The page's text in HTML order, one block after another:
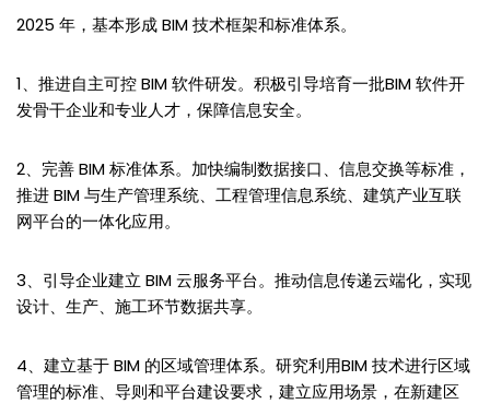
2025 年，基本形成 BIM 技术框架和标准体系。
1、推进自主可控 BIM 软件研发。积极引导培育一批BIM 软件开
发骨干企业和专业人才，保障信息安全。
2、完善 BIM 标准体系。加快编制数据接口、信息交换等标准，
推进 BIM 与生产管理系统、工程管理信息系统、建筑产业互联
网平台的一体化应用。
3、引导企业建立 BIM 云服务平台。推动信息传递云端化，实现
设计、生产、施工环节数据共享。
4、建立基于 BIM 的区域管理体系。研究利用BIM 技术进行区域
管理的标准、导则和平台建设要求，建立应用场景，在新建区